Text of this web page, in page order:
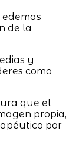
de la
y
como
que el
propia,
por